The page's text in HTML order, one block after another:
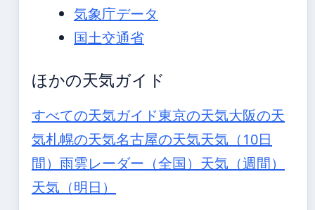
気象庁データ
国土交通省
ほかの天気ガイド
すべての天気ガイド東京の天気大阪の天
気札幌の天気名古屋の天気天気（10日
間） 雨雲レーダー（全国） 天気（週間）
天気（明日）